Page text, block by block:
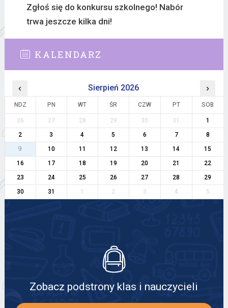
Zgłoś się do konkursu szkolnego! Nabór
trwa jeszcze kilka dni!
KALENDARZ
‹ Sierpień 2026 ›
NDZ PN WT ŚR CZW PT SOB
26 27 28 29 30 31
1
2
3 4 5 6 7
8
9
10 11 12 13 14
15
16
17 18 19 20 21
22
23
24 25 26 27 28
29
30
31 1 2 3 4 5
Zobacz podstrony klas i nauczycieli